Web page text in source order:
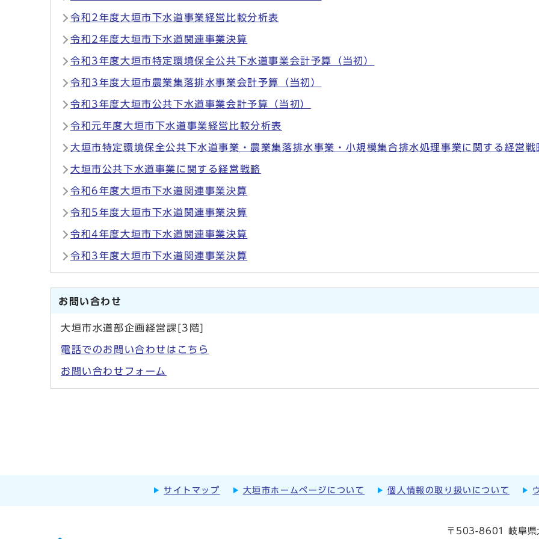
令和2年度大垣市下水道事業経営比較分析表
令和2年度大垣市下水道関連事業決算
令和3年度大垣市特定環境保全公共下水道事業会計予算（当初）
令和3年度大垣市農業集落排水事業会計予算（当初）
令和3年度大垣市公共下水道事業会計予算（当初）
令和元年度大垣市下水道事業経営比較分析表
大垣市特定環境保全公共下水道事業・農業集落排水事業・小規模集合排水処理事業に関する経営戦
大垣市公共下水道事業に関する経営戦略
令和6年度大垣市下水道関連事業決算
令和5年度大垣市下水道関連事業決算
令和4年度大垣市下水道関連事業決算
令和3年度大垣市下水道関連事業決算
お問い合わせ
大垣市水道部企画経営課[3階]
電話でのお問い合わせはこちら
お問い合わせフォーム
サイトマップ 大垣市ホームページについて 個人情報の取り扱いについて
〒503-8601 岐阜県